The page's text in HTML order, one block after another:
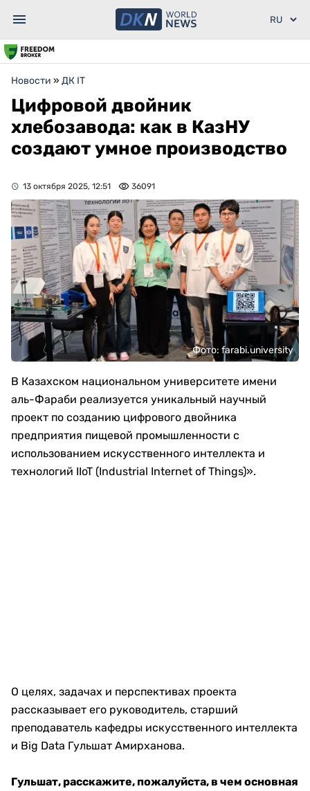
Новости » ДК IT
Цифровой двойник
хлебозавода: как в КазНУ
создают умное производство
13 октября 2025, 12:51 36091
Фото: farabi.university
В Казахском национальном университете имени
аль-Фараби реализуется уникальный научный
проект по созданию цифрового двойника
предприятия пищевой промышленности с
использованием искусственного интеллекта и
технологий IIoT (Industrial Internet of Things)».
О целях, задачах и перспективах проекта
рассказывает его руководитель, старший
преподаватель кафедры искусственного интеллекта
и Big Data Гульшат Амирханова.
Гульшат, расскажите, пожалуйста, в чем основная